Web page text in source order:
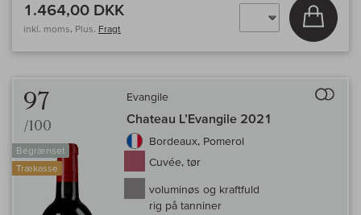
1.464,00 DKK
inkl. moms, Plus. Fragt
Læg i
97
/100
Begrænset
Trækasse
Evangile
Chateau L’Evangile 2021
Bordeaux, Pomerol
Cuvée, tør
voluminøs og kraftfuld
rig på tanniner